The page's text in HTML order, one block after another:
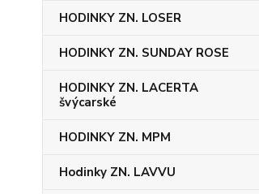
HODINKY ZN. LOSER
HODINKY ZN. SUNDAY ROSE
HODINKY ZN. LACERTA
švýcarské
HODINKY ZN. MPM
Hodinky ZN. LAVVU